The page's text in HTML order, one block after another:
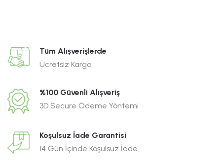
Tüm Alışverişlerde
Ücretsiz Kargo
%100 Güvenli Alışveriş
3D Secure Ödeme Yöntemi
Koşulsuz İade Garantisi
14 Gün İçinde Koşulsuz İade